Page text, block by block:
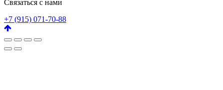
Связаться с нами
+7 (915) 071-70-88